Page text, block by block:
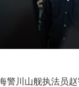
警川山舰执法员